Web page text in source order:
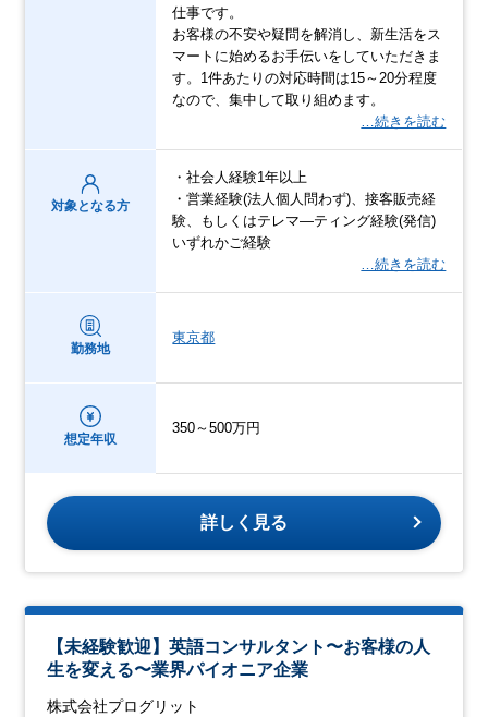
仕事です。
お客様の不安や疑問を解消し、新生活をス
マートに始めるお手伝いをしていただきま
す。1件あたりの対応時間は15～20分程度
なので、集中して取り組めます。
…続きを読む
対象となる方
・社会人経験1年以上
・営業経験(法人個人問わず)、接客販売経
験、もしくはテレマ―ティング経験(発信)
いずれかご経験
…続きを読む
勤務地
東京都
想定年収
350～500万円
詳しく見る
【未経験歓迎】英語コンサルタント〜お客様の人
生を変える〜業界パイオニア企業
株式会社プログリット